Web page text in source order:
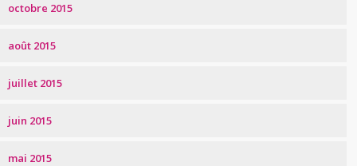
octobre 2015
août 2015
juillet 2015
juin 2015
mai 2015